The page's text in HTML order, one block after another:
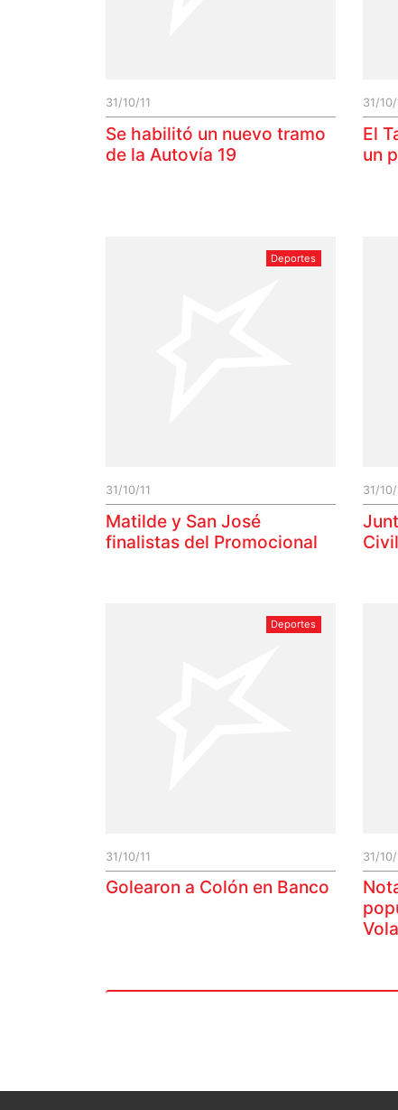
31/10/11
Se habilitó un nuevo tramo
de la Autovía 19
31/10/
El
un
Deportes
31/10/11
Matilde y San José
finalistas del Promocional
31/10/
Civil
Deportes
31/10/11
Golearon a Colón en Banco
31/10/